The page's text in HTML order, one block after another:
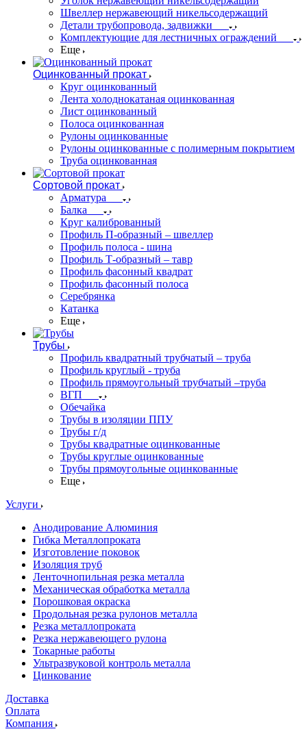
Швеллер нержавеющий никельсодержащий
Детали трубопровода, задвижки
Комплектующие для лестничных ограждений
Еще
Оцинкованный прокат
Круг оцинкованный
Лента холоднокатаная оцинкованная
Лист оцинкованный
Полоса оцинкованная
Рулоны оцинкованные
Рулоны оцинкованные с полимерным покрытием
Труба оцинкованная
Сортовой прокат
Арматура
Балка
Круг калиброванный
Профиль П-образный – швеллер
Профиль полоса - шина
Профиль Т-образный – тавр
Профиль фасонный квадрат
Профиль фасонный полоса
Серебрянка
Катанка
Еще
Трубы
Профиль квадратный трубчатый – труба
Профиль круглый - труба
Профиль прямоугольный трубчатый –труба
ВГП
Обечайка
Трубы в изоляции ППУ
Трубы г/д
Трубы квадратные оцинкованные
Трубы круглые оцинкованные
Трубы прямоугольные оцинкованные
Еще
Услуги
Анодирование Алюминия
Гибка Металлопроката
Изготовление поковок
Изоляция труб
Ленточнопильная резка металла
Механическая обработка металла
Порошковая окраска
Продольная резка рулонов металла
Резка металлопроката
Резка нержавеющего рулона
Токарные работы
Ультразвуковой контроль металла
Цинкование
Доставка
Оплата
Компания